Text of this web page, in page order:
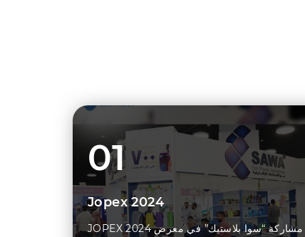
01
Jopex 2024
JOPEX 2024 مشاركة “سوا بلاستيك” في معرض